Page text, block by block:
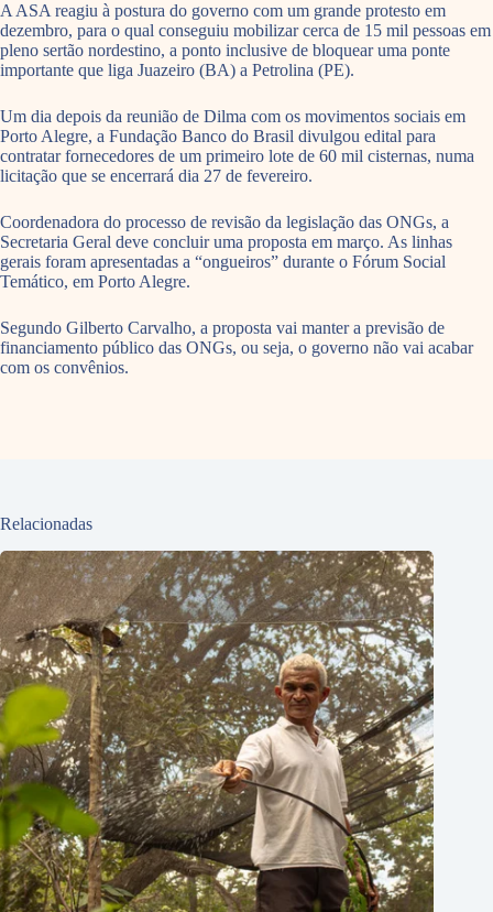
A ASA reagiu à postura do governo com um grande protesto em
dezembro, para o qual conseguiu mobilizar cerca de 15 mil pessoas em
pleno sertão nordestino, a ponto inclusive de bloquear uma ponte
importante que liga Juazeiro (BA) a Petrolina (PE).
Um dia depois da reunião de Dilma com os movimentos sociais em
Porto Alegre, a Fundação Banco do Brasil divulgou edital para
contratar fornecedores de um primeiro lote de 60 mil cisternas, numa
licitação que se encerrará dia 27 de fevereiro.
Coordenadora do processo de revisão da legislação das ONGs, a
Secretaria Geral deve concluir uma proposta em março. As linhas
gerais foram apresentadas a “ongueiros” durante o Fórum Social
Temático, em Porto Alegre.
Segundo Gilberto Carvalho, a proposta vai manter a previsão de
financiamento público das ONGs, ou seja, o governo não vai acabar
com os convênios.
Relacionadas